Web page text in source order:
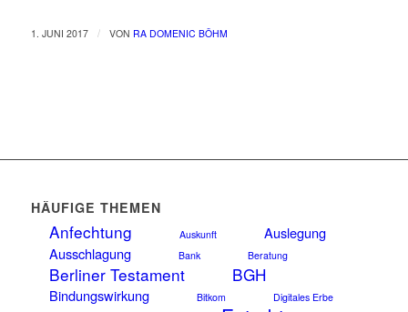
1. JUNI 2017 / VON RA DOMENIC BÖHM
HÄUFIGE THEMEN
Anfechtung Auskunft
Auslegung
Ausschlagung
Bank Beratung
Berliner Testament BGH
Bindungswirkung Bitkom Digitales Erbe